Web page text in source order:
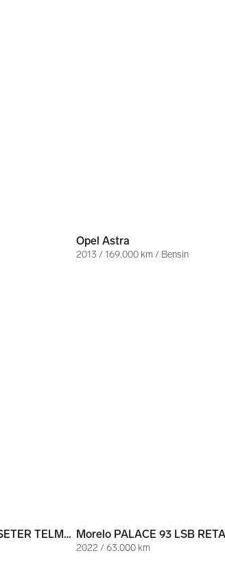
Opel Astra
2013 / 169.000 km / Bensin
Morelo PALACE 93 LSB 5 SETER TELMA|GENERATOR|LUFT|HYDR.STØTTEBEN|MYE UTSTYR!
2022 / 63.000 km